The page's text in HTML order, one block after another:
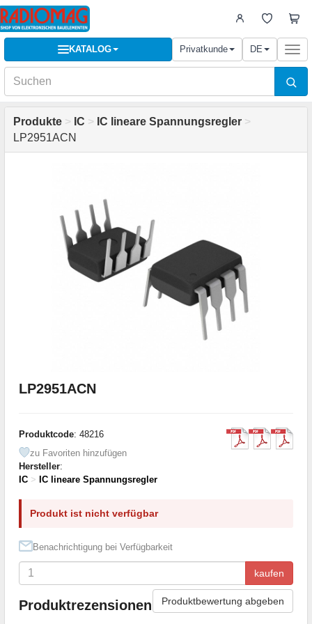
KATALOG Privatkunde DE
Produkte > IC > IC lineare Spannungsregler >
LP2951ACN
LP2951ACN
Produktcode: 48216
zu Favoriten hinzufügen
Hersteller:
IC > IC lineare Spannungsregler
Produkt ist nicht verfügbar
Benachrichtigung bei Verfügbarkeit
kaufen
Produktrezensionen Produktbewertung abgeben